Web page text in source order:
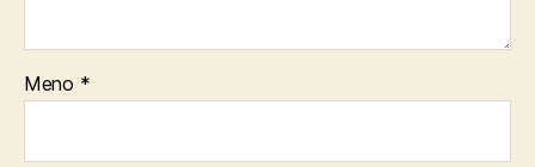
Meno *